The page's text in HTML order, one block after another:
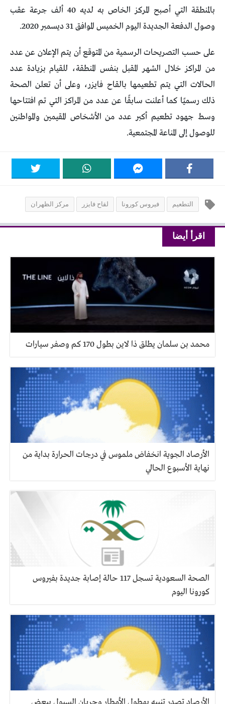
بالمنطقة التي أصبح المركز الخاص به لديه 40 ألف جرعة عقب
وصول الدفعة الجديدة اليوم الخميس الموافق 31 ديسمبر 2020.
على حسب التصريحات الرسمية من المتوقع أن يتم الإعلان عن عدد
من المراكز خلال الشهر المقبل بنفس المنطقة، للقيام بزيادة عدد
الحالات التي يتم تطعيمها بالقاح فايزر، وعلى أن تعلن الصحة
ذلك رسميًا كما أعلنت سابقًا عن عدد من المراكز التي تم افتتاحها
وسط جهود تطعيم أكبر عدد من الأشخاص المقيمين والمواطنين
للوصول إلى المناعة المجتمعية.
التطعيم فيروس كورونا لقاح فايزر مركز الظهران
اقرأ أيضا
محمد بن سلمان يطلق ذا لاين بطول 170 كم وصفر سيارات
الأرصاد الجوية انخفاض ملموس في درجات الحرارة بداية من
نهاية الأسبوع الحالي
الصحة السعودية تسجل 117 حالة إصابة جديدة بفيروس
كورونا اليوم